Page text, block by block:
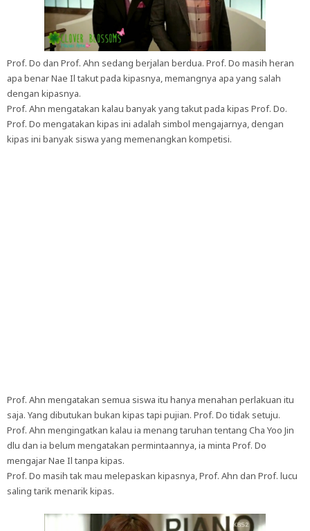
Prof. Do dan Prof. Ahn sedang berjalan berdua. Prof. Do masih heran
apa benar Nae Il takut pada kipasnya, memangnya apa yang salah
dengan kipasnya.
Prof. Ahn mengatakan kalau banyak yang takut pada kipas Prof. Do.
Prof. Do mengatakan kipas ini adalah simbol mengajarnya, dengan
kipas ini banyak siswa yang memenangkan kompetisi.
Prof. Ahn mengatakan semua siswa itu hanya menahan perlakuan itu
saja. Yang dibutukan bukan kipas tapi pujian. Prof. Do tidak setuju.
Prof. Ahn mengingatkan kalau ia menang taruhan tentang Cha Yoo Jin
dlu dan ia belum mengatakan permintaannya, ia minta Prof. Do
mengajar Nae Il tanpa kipas.
Prof. Do masih tak mau melepaskan kipasnya, Prof. Ahn dan Prof. lucu
saling tarik menarik kipas.